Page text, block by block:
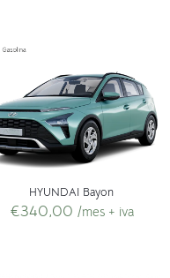
HYUNDAI Bayon
€340,00 /mes + iva